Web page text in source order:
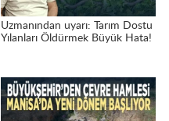
Uzmanından uyarı: Tarım Dostu
Yılanları Öldürmek Büyük Hata!